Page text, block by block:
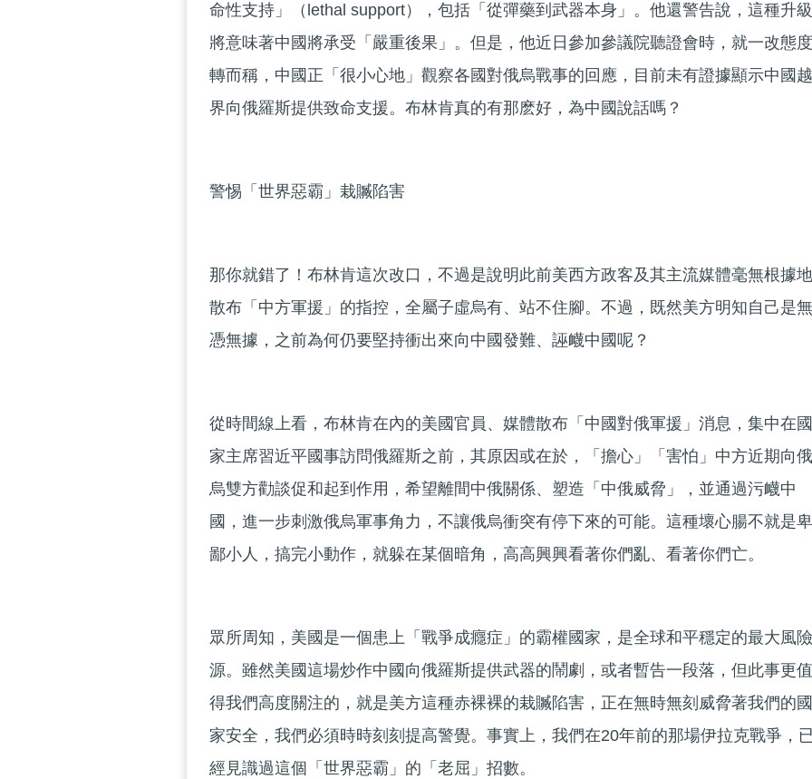
命性支持」（lethal support），包括「從彈藥到武器本身」。他還警告說，這種升級
將意味著中國將承受「嚴重後果」。但是，他近日參加參議院聽證會時，就一改態度
轉而稱，中國正「很小心地」觀察各國對俄烏戰事的回應，目前未有證據顯示中國越
界向俄羅斯提供致命支援。布林肯真的有那麽好，為中國說話嗎？
警惕「世界惡霸」栽贓陷害
那你就錯了！布林肯這次改口，不過是說明此前美西方政客及其主流媒體毫無根據地
散布「中方軍援」的指控，全屬子虛烏有、站不住腳。不過，既然美方明知自己是無
憑無據，之前為何仍要堅持衝出來向中國發難、誣衊中國呢？
從時間線上看，布林肯在內的美國官員、媒體散布「中國對俄軍援」消息，集中在國
家主席習近平國事訪問俄羅斯之前，其原因或在於，「擔心」「害怕」中方近期向俄
烏雙方勸談促和起到作用，希望離間中俄關係、塑造「中俄威脅」，並通過污衊中
國，進一步刺激俄烏軍事角力，不讓俄烏衝突有停下來的可能。這種壞心腸不就是卑
鄙小人，搞完小動作，就躲在某個暗角，高高興興看著你們亂、看著你們亡。
眾所周知，美國是一個患上「戰爭成癮症」的霸權國家，是全球和平穩定的最大風險
源。雖然美國這場炒作中國向俄羅斯提供武器的鬧劇，或者暫告一段落，但此事更值
得我們高度關注的，就是美方這種赤裸裸的栽贓陷害，正在無時無刻威脅著我們的國
家安全，我們必須時時刻刻提高警覺。事實上，我們在20年前的那場伊拉克戰爭，
經見識過這個「世界惡霸」的「老屈」招數。